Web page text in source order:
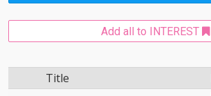
Add all to INTEREST
Title